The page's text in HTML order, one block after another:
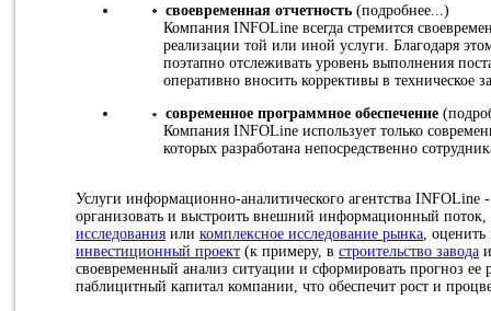
своевременная отчетность (подробнее...)
Компания INFOLine всегда стремится
реализации той или иной услуги. Благодаря
поэтапно отслеживать уровень выполнения
оперативно вносить коррективы в техническое
современное программное обеспечение
Компания INFOLine использует только
которых разработана непосредственно
Услуги информационно-аналитического агентства INFOLine
организовать и выстроить внешний информационный
исследования или комплексное исследование рынка ,
инвестиционный проект (к примеру, в строительство завода
своевременный анализ ситуации и сформировать прогноз ее
паблицитный капитал компании, что обеспечит рост и